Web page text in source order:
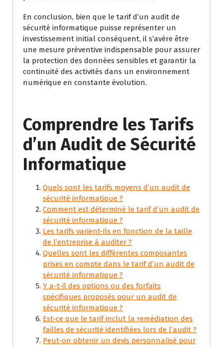
En conclusion, bien que le tarif d’un audit de
sécurité informatique puisse représenter un
investissement initial conséquent, il s’avère être
une mesure préventive indispensable pour assurer
la protection des données sensibles et garantir la
continuité des activités dans un environnement
numérique en constante évolution.
Comprendre les Tarifs
d’un Audit de Sécurité
Informatique
Quels sont les tarifs moyens d’un audit de
sécurité informatique ?
Comment est déterminé le tarif d’un audit de
sécurité informatique ?
Les tarifs varient-ils en fonction de la taille
de l’entreprise à auditer ?
Quelles sont les différentes composantes
prises en compte dans le tarif d’un audit de
sécurité informatique ?
Y a-t-il des options ou des forfaits
spécifiques proposés pour un audit de
sécurité informatique ?
Est-ce que le tarif inclut la remédiation des
failles de sécurité identifiées lors de l’audit ?
Peut-on obtenir un devis personnalisé pour